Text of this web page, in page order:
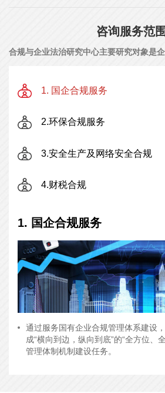
咨询服务范围
合规与企业法治研究中心主要研究对象是
1. 国企合规服务
2.环保合规服务
3.安全生产及网络安全合规
4.财税合规
5.知识产权合规
6.刑事合规
1. 国企合规服务
通过服务国有企业合规管理体系建设
成“横向到边，纵向到底”的“全方位、
管理体制机制建设任务。